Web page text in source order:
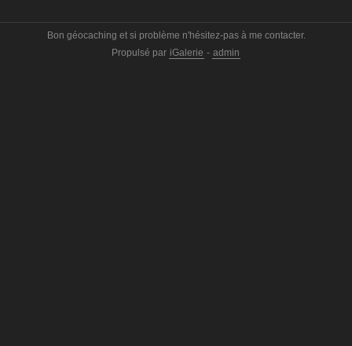
Bon géocaching et si problème n'hésitez-pas à me contacter.
Propulsé par iGalerie - admin